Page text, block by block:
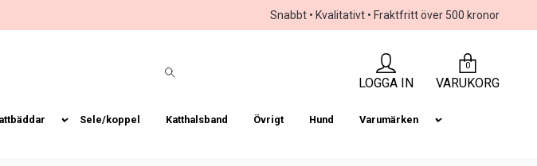
Snabbt • Kvalitativt • Fraktfritt över 500 kronor
LOGGA IN
0
VARUKORG
Sele/koppel Katthalsband Övrigt Hund Varumärken